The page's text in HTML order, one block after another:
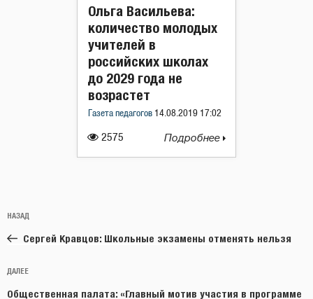
2575
Ольга Васильева:
количество молодых
учителей в
российских школах
до 2029 года не
возрастет
Газета педагогов 14.08.2019 17:02
Подробнее
по
записям
Предыдущая
запись:
НАЗАД
Сергей Кравцов: Школьные экзамены отменять нельзя
Следующая
запись
ДАЛЕЕ
Общественная палата: «Главный мотив участия в программе